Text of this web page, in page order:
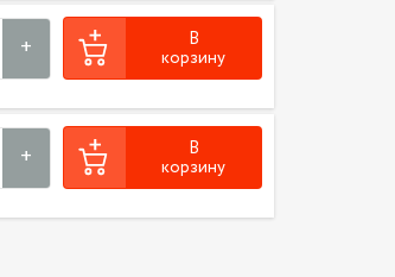
В
корзину
В
корзину